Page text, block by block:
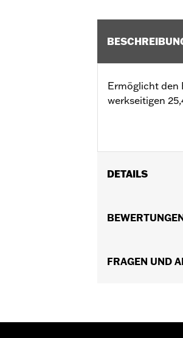
Ermöglicht den
werkseitigen
DETAILS
In der Box:Obere
FRAGEN UND